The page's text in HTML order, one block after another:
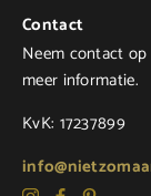
Contact
Neem contact op
meer informatie.
KvK: 17237899